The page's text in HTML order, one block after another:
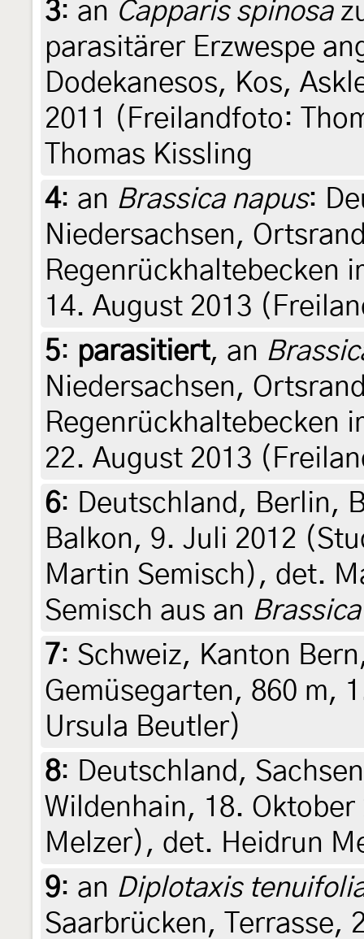
3: an Capparis spinosa
parasitärer Erzwespe
Dodekanesos, Kos,
2011 (Freilandfoto:
Thomas Kissling
4: an Brassica napus:
Niedersachsen,
Regenrückhaltebecken
14. August 2013
5: parasitiert, an
Niedersachsen,
Regenrückhaltebecken
22. August 2013
6: Deutschland, Berlin,
Balkon, 9. Juli 2012
Martin Semisch), det.
Semisch aus an
7: Schweiz, Kanton
Gemüsegarten, 860 m,
Ursula Beutler)
8: Deutschland,
Wildenhain, 18.
Melzer), det. Heidrun
9: an Diplotaxis
Saarbrücken, Terrasse,